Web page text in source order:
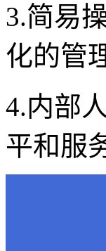
3.简易
化的管
4.内部
平和服